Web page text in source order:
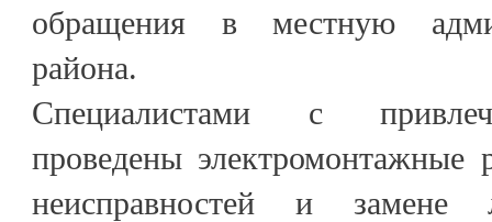
обращения в местную
района.
Специалистами с
проведены электромонтажные
неисправностей и замене